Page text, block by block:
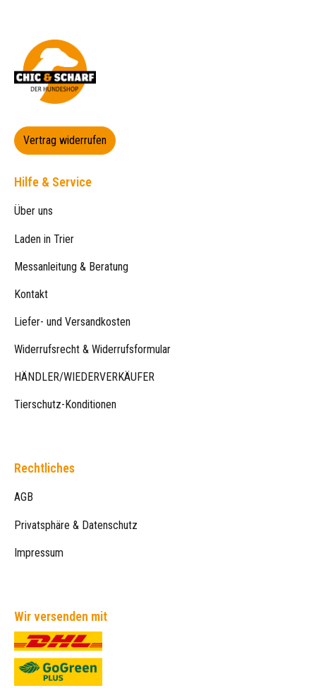
Vertrag widerrufen
Hilfe & Service
Über uns
Laden in Trier
Messanleitung & Beratung
Kontakt
Liefer- und Versandkosten
Widerrufsrecht & Widerrufsformular
HÄNDLER/WIEDERVERKÄUFER
Tierschutz-Konditionen
Rechtliches
AGB
Privatsphäre & Datenschutz
Impressum
Wir versenden mit